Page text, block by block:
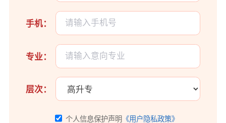
手机：
专业：
层次：
个人信息保护声明 《用户隐私政策》